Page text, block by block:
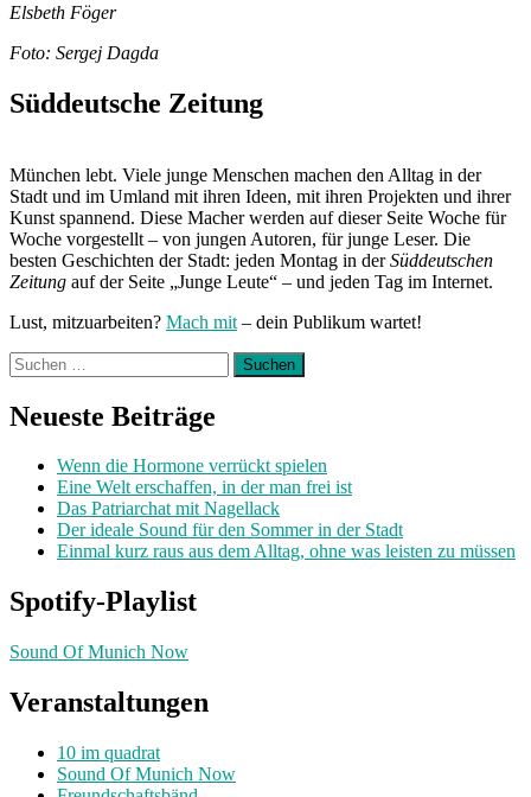
Elsbeth Föger
Foto: Sergej Dagda
Süddeutsche Zeitung
München lebt. Viele junge Menschen machen den Alltag in der
Stadt und im Umland mit ihren Ideen, mit ihren Projekten und ihrer
Kunst spannend. Diese Macher werden auf dieser Seite Woche für
Woche vorgestellt – von jungen Autoren, für junge Leser. Die
besten Geschichten der Stadt: jeden Montag in derSüddeutschen
Zeitung auf der Seite „Junge Leute“ – und jeden Tag im Internet.
Lust, mitzuarbeiten? Mach mit – dein Publikum wartet!
Suchen
nach:
Neueste Beiträge
Wenn die Hormone verrückt spielen
Eine Welt erschaffen, in der man frei ist
Das Patriarchat mit Nagellack
Der ideale Sound für den Sommer in der Stadt
Einmal kurz raus aus dem Alltag, ohne was leisten zu müssen
Spotify-Playlist
Sound Of Munich Now
Veranstaltungen
10 im quadrat
Sound Of Munich Now